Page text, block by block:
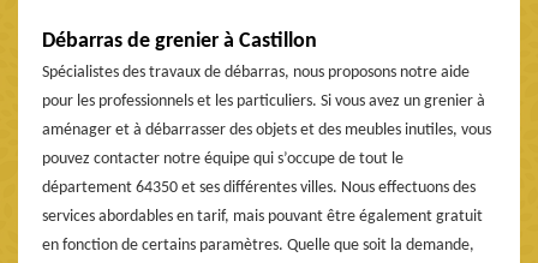
Débarras de grenier à Castillon
Spécialistes des travaux de débarras, nous proposons notre aide
pour les professionnels et les particuliers. Si vous avez un grenier à
aménager et à débarrasser des objets et des meubles inutiles, vous
pouvez contacter notre équipe qui s’occupe de tout le
département 64350 et ses différentes villes. Nous effectuons des
services abordables en tarif, mais pouvant être également gratuit
en fonction de certains paramètres. Quelle que soit la demande,